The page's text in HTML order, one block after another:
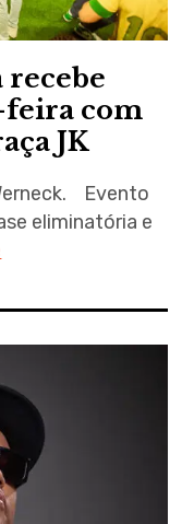
recebe
feira com
JK
Evento
eliminatória e